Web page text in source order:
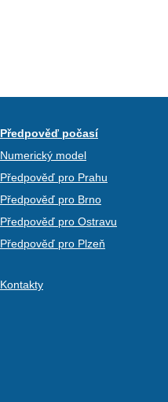
Předpověď počasí
Numerický model
Předpověď pro Prahu
Předpověď pro Brno
Předpověď pro Ostravu
Předpověď pro Plzeň
Kontakty